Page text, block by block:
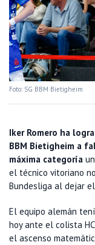
Foto: SG BBM Bietigheim
Iker Romero ha
BBM Bietigheim a
máxima categoría
el técnico vitoriano
Bundesliga al dejar
El equipo alemán
hoy ante el colista
el ascenso